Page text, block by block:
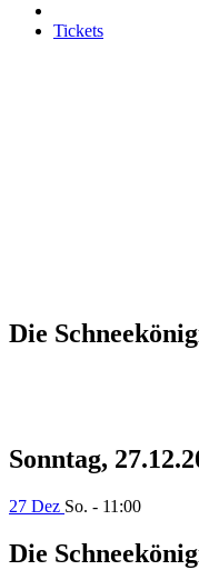
Tickets
Die
Sonntag,
27 Dez So. - 11:00
Die